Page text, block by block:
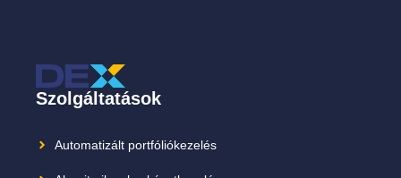
Szolgáltatások
Automatizált portfóliókezelés